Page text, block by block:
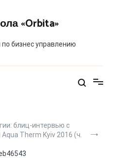
«Orbita»
бизнес управлению
блиц-интервью с
Therm Kyiv 2016 (ч.